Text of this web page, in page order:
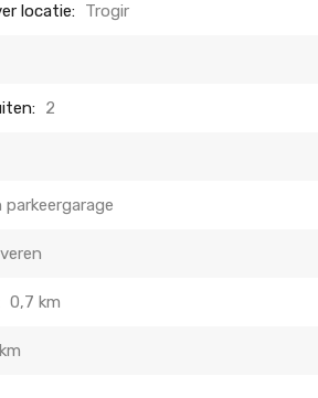
locatie: Trogir
2
parkeergarage
0,7 km